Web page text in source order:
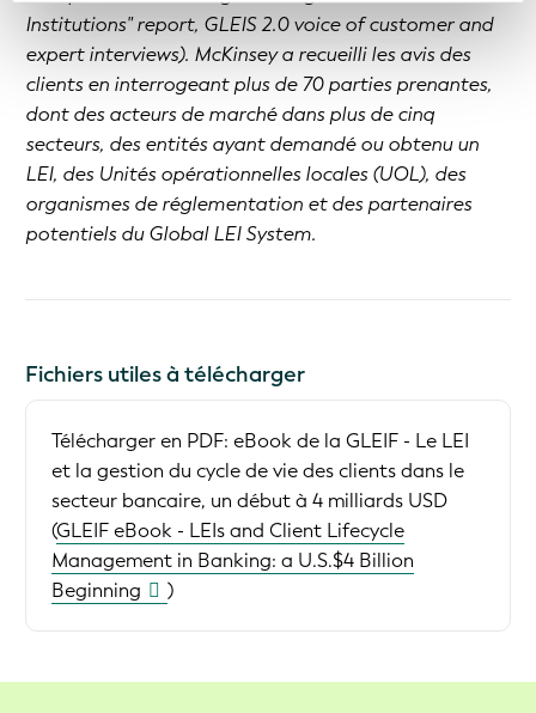
Institutions" report, GLEIS 2.0 voice of customer and
expert interviews). McKinsey a recueilli les avis des
clients en interrogeant plus de 70 parties prenantes,
dont des acteurs de marché dans plus de cinq
secteurs, des entités ayant demandé ou obtenu un
LEI, des Unités opérationnelles locales (UOL), des
organismes de réglementation et des partenaires
potentiels du Global LEI System.
Fichiers utiles à télécharger
Télécharger en PDF: eBook de la GLEIF - Le LEI
et la gestion du cycle de vie des clients dans le
secteur bancaire, un début à 4 milliards USD
(GLEIF eBook - LEIs and Client Lifecycle
Management in Banking: a U.S.$4 Billion
Beginning
)